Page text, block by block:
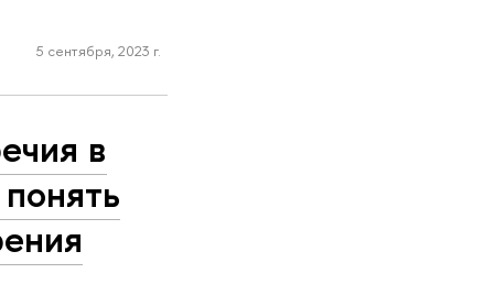
5 сентября, 2023 г.
в